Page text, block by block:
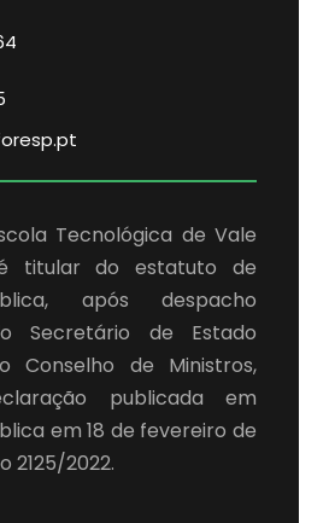
Tecnológica de Vale
titular do estatuto de
após despacho
Secretário de Estado
Conselho de Ministros,
publicada em
em 18 de fevereiro de
2125/2022.